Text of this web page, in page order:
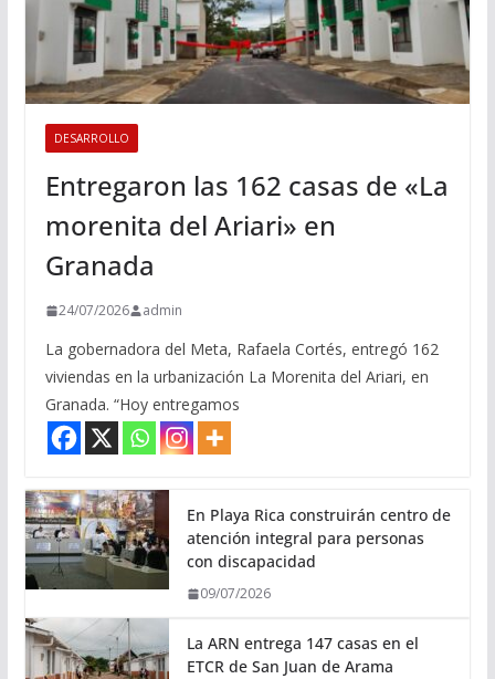
DESARROLLO
Entregaron las 162 casas de «La
morenita del Ariari» en
Granada
24/07/2026 admin
La gobernadora del Meta, Rafaela Cortés, entregó 162
viviendas en la urbanización La Morenita del Ariari, en
Granada. “Hoy entregamos
En Playa Rica construirán centro de
atención integral para personas
con discapacidad
09/07/2026
La ARN entrega 147 casas en el
ETCR de San Juan de Arama